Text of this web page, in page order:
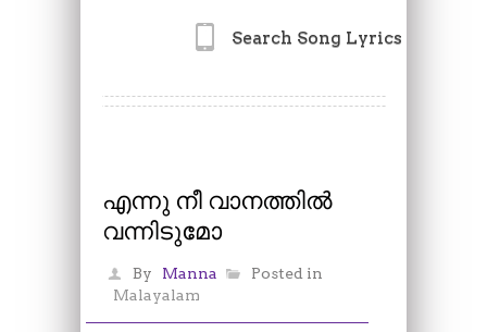
Search Song Lyrics
എന്നു നീ വാനത്തിൽ
വന്നിടുമോ
By Manna
Posted in
Malayalam